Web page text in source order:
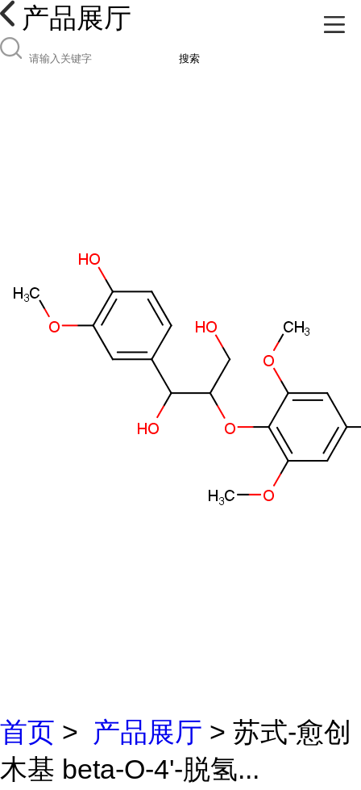
产品展厅
搜索
首页 > 产品展厅 > 苏式-愈创
木基 beta-O-4'-脱氢...